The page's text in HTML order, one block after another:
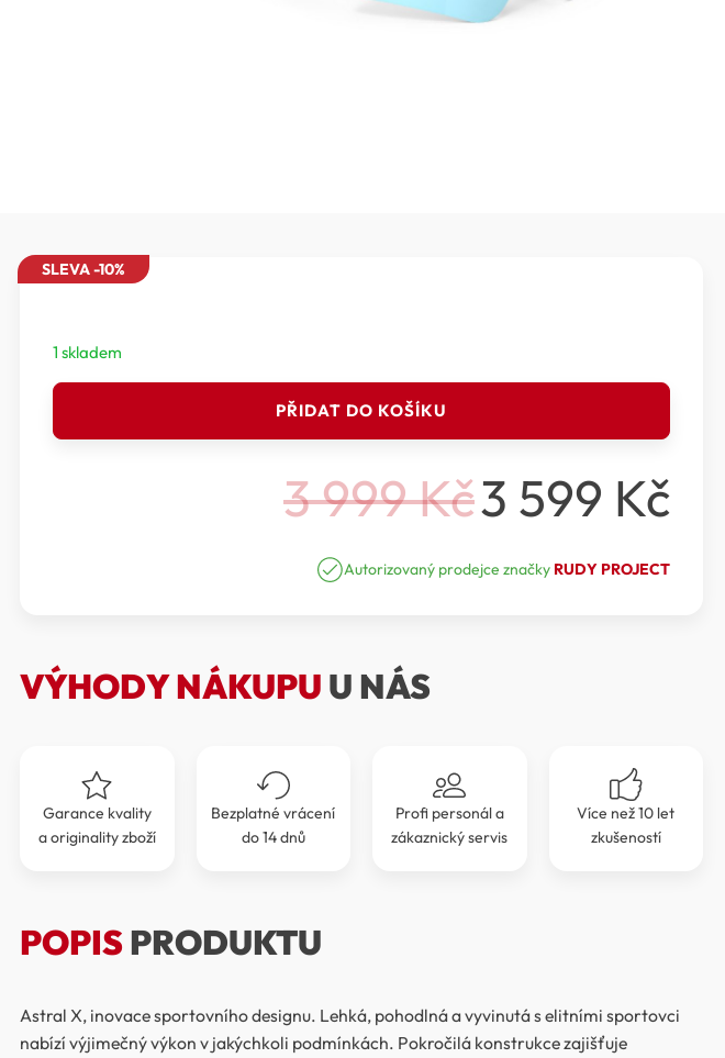
SLEVA -10%
1 skladem
ASTRAL
množství
PŘIDAT DO KOŠÍKU
3 999Kč
Původní
cena
3
3 599 Kč
Aktuální
cena
3
Autorizovaný prodejce značky RUDY PROJECT
VÝHODY NÁKUPU U NÁS
Garance kvality
a originality zboží
Bezplatné vrácení
do 14 dnů
Profi personál a
zákaznický servis
Více než 10 let
zkušeností
POPISPRODUKTU
Astral X, inovace sportovního designu. Lehká, pohodlná a vyvinutá s elitními sportovci
nabízí výjimečný výkon v jakýchkoli podmínkách. Pokročilá konstrukce zajišťuje